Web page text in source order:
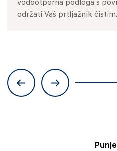
vodootporna podloga s
održati Vaš prtljažnik čistim.
druge – kako bi odgovarala
transportnih zadataka.